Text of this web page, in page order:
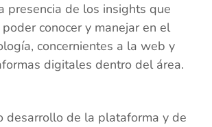
presencia de los insights que
conocer y manejar en el
concernientes a la web y
digitales dentro del área.
desarrollo de la plataforma y de